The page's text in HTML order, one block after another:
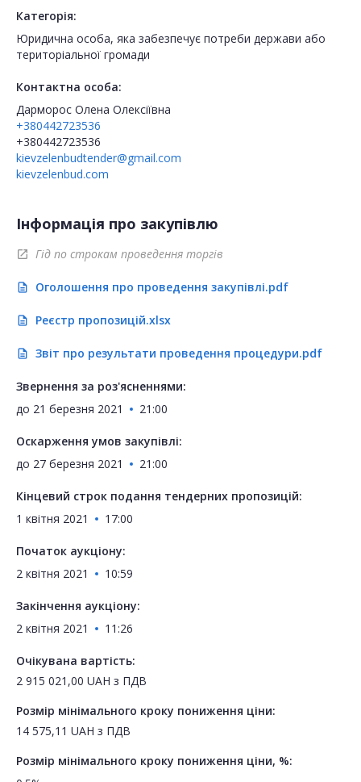
Категорія:
Юридична особа, яка забезпечує потреби держави або
територіальної громади
Контактна особа:
Дарморос Олена Олексіївна
+380442723536
+380442723536
kievzelenbudtender@gmail.com
kievzelenbud.com
Інформація про закупівлю
open_in_new Гід по строкам проведення торгів
description Оголошення про проведення закупівлі.pdf
description Реєстр пропозицій.xlsx
description Звіт про результати проведення процедури.pdf
Звернення за роз'ясненнями:
до 21 березня 2021 21:00
Оскарження умов закупівлі:
до 27 березня 2021 21:00
Кінцевий строк подання тендерних пропозицій:
1 квітня 2021
17:00
Початок аукціону:
2 квітня 2021
10:59
Закінчення аукціону:
2 квітня 2021
11:26
Очікувана вартість:
2 915 021,00 UAH з ПДВ
Розмір мінімального кроку пониження ціни:
14 575,11 UAH з ПДВ
Розмір мінімального кроку пониження ціни, %: